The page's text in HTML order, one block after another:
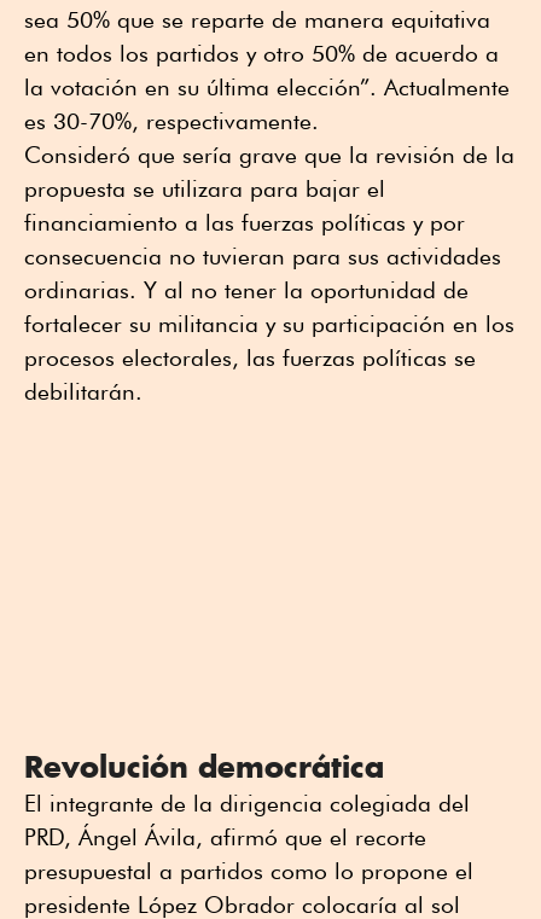
sea 50% que se reparte de manera equitativa
en todos los partidos y otro 50% de acuerdo a
la votación en su última elección”. Actualmente
es 30-70%, respectivamente.
Consideró que sería grave que la revisión de la
propuesta se utilizara para bajar el
financiamiento a las fuerzas políticas y por
consecuencia no tuvieran para sus actividades
ordinarias. Y al no tener la oportunidad de
fortalecer su militancia y su participación en los
procesos electorales, las fuerzas políticas se
debilitarán.
Revolución democrática
El integrante de la dirigencia colegiada del
PRD, Ángel Ávila, afirmó que el recorte
presupuestal a partidos como lo propone el
presidente López Obrador colocaría al sol